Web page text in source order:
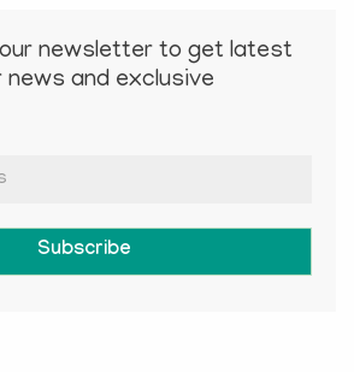
newsletter to get latest
news and exclusive
Subscribe